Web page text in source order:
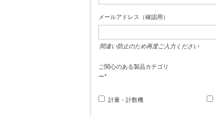
メールアドレス（確認用）
間違い防止のため再度ご入力ください
ご関心のある製品カテゴリ
ー*
計量・計数機